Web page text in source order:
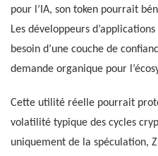
pour l’IA, son token pourrait
Les développeurs
besoin d’une couche de
demande organique pour
Cette utilité réelle pourrait
volatilité typique des cycles
uniquement de la spéculation,